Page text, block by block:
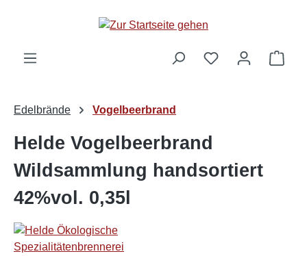
Edelbrände Vogelbeerbrand
Helde Vogelbeerbrand
Wildsammlung handsortiert
42%vol. 0,35l